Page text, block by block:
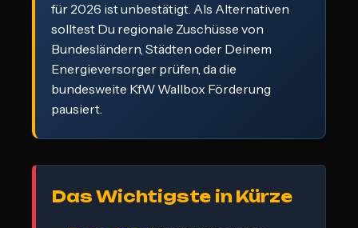
für 2026 ist unbestätigt. Als Alternativen
solltest Du regionale Zuschüsse von
Bundesländern, Städten oder Deinem
Energieversorger prüfen, da die
bundesweite KfW Wallbox Förderung
pausiert.
Das Wichtigste in Kürze